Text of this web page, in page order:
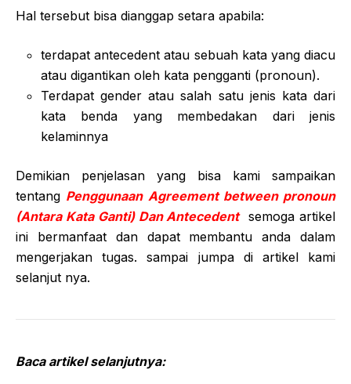
Hal tersebut bisa dianggap setara apabila:
terdapat antecedent atau sebuah kata yang diacu
atau digantikan oleh kata pengganti (pronoun).
Terdapat gender atau salah satu jenis kata dari
kata benda yang membedakan dari jenis
kelaminnya
Demikian penjelasan yang bisa kami sampaikan
tentang Penggunaan Agreement between pronoun
(Antara Kata Ganti) Dan Antecedentsemoga artikel
ini bermanfaat dan dapat membantu anda dalam
mengerjakan tugas. sampai jumpa di artikel kami
selanjut nya.
Baca artikel selanjutnya: